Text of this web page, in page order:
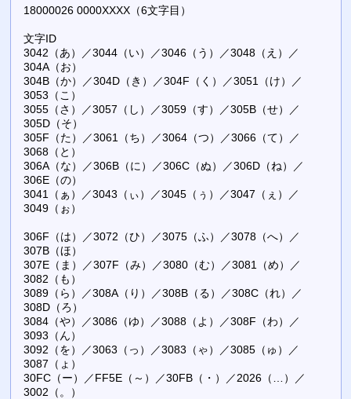
18000026 0000XXXX（6文字目）
文字ID
3042（あ）／3044（い）／3046（う）／3048（え）／
304A（お）
304B（か）／304D（き）／304F（く）／3051（け）／
3053（こ）
3055（さ）／3057（し）／3059（す）／305B（せ）／
305D（そ）
305F（た）／3061（ち）／3064（つ）／3066（て）／
3068（と）
306A（な）／306B（に）／306C（ぬ）／306D（ね）／
306E（の）
3041（ぁ）／3043（ぃ）／3045（ぅ）／3047（ぇ）／
3049（ぉ）
306F（は）／3072（ひ）／3075（ふ）／3078（へ）／
307B（ほ）
307E（ま）／307F（み）／3080（む）／3081（め）／
3082（も）
3089（ら）／308A（り）／308B（る）／308C（れ）／
308D（ろ）
3084（や）／3086（ゆ）／3088（よ）／308F（わ）／
3093（ん）
3092（を）／3063（っ）／3083（ゃ）／3085（ゅ）／
3087（ょ）
30FC（ー）／FF5E（～）／30FB（・）／2026（…）／
3002（。）